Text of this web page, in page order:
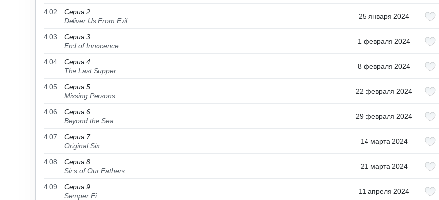
4.02
Серия 2
Deliver Us From Evil
25 января 2024
4.03
Серия 3
End of Innocence
1 февраля 2024
4.04
Серия 4
The Last Supper
8 февраля 2024
4.05
Серия 5
Missing Persons
22 февраля 2024
4.06
Серия 6
Beyond the Sea
29 февраля 2024
4.07
Серия 7
Original Sin
14 марта 2024
4.08
Серия 8
Sins of Our Fathers
21 марта 2024
4.09
Серия 9
Semper Fi
11 апреля 2024